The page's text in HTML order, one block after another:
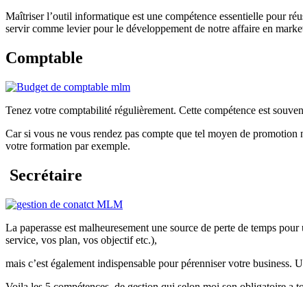
Maîtriser l’outil informatique est une compétence essentielle pour
servir comme levier pour le développement de notre affaire en
Comptable
Tenez votre comptabilité régulièrement. Cette compétence est
Car si vous ne vous rendez pas compte que tel moyen de promotion
votre formation par exemple.
Secrétaire
La paperasse est malheuresement une source de perte de temps
service, vos plan, vos objectif etc.),
mais c’est également indispensable pour pérenniser votre business.